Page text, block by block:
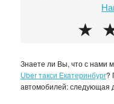
★
Знаете ли Вы, что с нами
Uber такси Екатеринбург?
автомобилей: следующая